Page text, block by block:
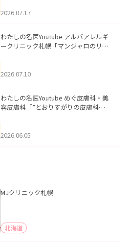
した。
2026.07.17
わたしの名医Youtube アルバアレルギ
ークリニック札幌「マンジャロのリア
た。
2026.07.10
わたしの名医Youtube めぐ皮膚科・美
容皮膚科「”とおりすがりの皮膚科
2026.06.05
MJクリニック札幌
北海道